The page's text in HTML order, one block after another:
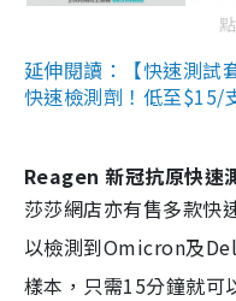
延伸閱讀：【快速測試
快速檢測劑！低至$15/
Reagen 新冠抗原快速
莎莎網店亦有售多款快
以檢測到Omicron及
樣本，只需15分鐘就可